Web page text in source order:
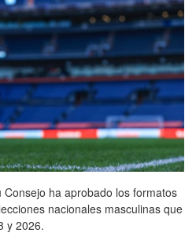
Consejo ha aprobado los formatos
nacionales masculinas que
y 2026.